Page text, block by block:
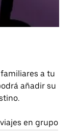
a tu
añadir su
en grupo